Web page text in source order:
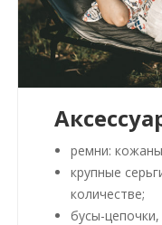
ремни:
крупные
количестве;
бусы-